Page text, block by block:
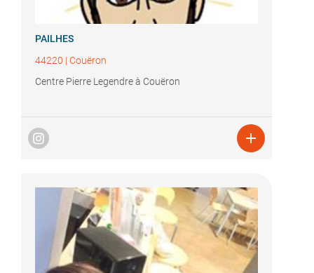
PAILHES
44220 | Couëron
Centre Pierre Legendre à Couëron
